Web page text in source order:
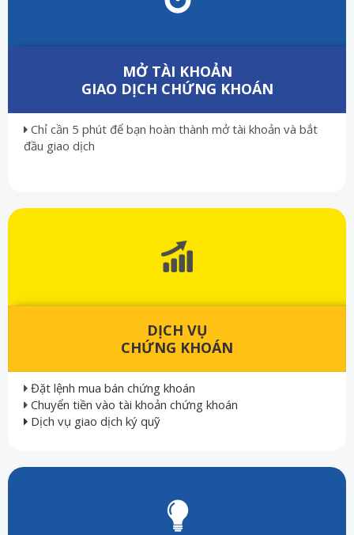
MỞ TÀI KHOẢN
GIAO DỊCH CHỨNG KHOÁN
Chỉ cần 5 phút để bạn hoàn thành mở tài khoản và bắt
đầu giao dịch
DỊCH VỤ
CHỨNG KHOÁN
Đặt lệnh mua bán chứng khoán
Chuyển tiền vào tài khoản chứng khoán
Dịch vụ giao dịch ký quỹ